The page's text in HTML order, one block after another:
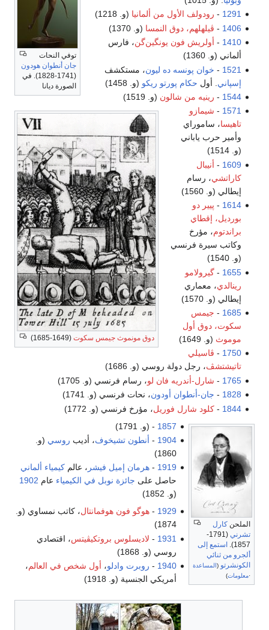
توفي النحات
جان أنطوان هودون
(1741-1828). في
الصورة ديانا
دوق مونموث جيمس سكوت (1649-1685)
1291
- رودولف الأول من ألمانيا (و. 1218)
1406
- ڤيلهلهم، دوق النمسا (و. 1370)
1410
- أولريش فون يونگين‌گن، فارس
ألماني (و. 1360)
1521
- خوان پونسه ده ليون، مستكشف
إسپاني . أول حكام پورتو ريكو (و. 1458)
1544
- رينيه من شالون (و. 1519)
1571
- شيمازو
تاهيسا، ساموراي
وأمير حرب ياباني
(و. 1514)
1609
- أنيبال
كاراتشي، رسام
إيطالي (و. 1560)
1614
- پيير دو
بورديل، إقطاي
براندتوم، مؤرخ
وكاتب سيرة فرنسي
(و. 1540)
1655
-گيرولامو
رينالدي، معماري
إيطالي (و. 1570)
1685
- جيمس
سكوت، دوق أول
موموث (و. 1649)
1750
- ڤاسيلي
تاتيشتشڤ، رجل دولة روسي (و. 1686)
1765
- شارل-أندريه فان لو، رسام فرنسي (و. 1705)
1828
- جان-أنطوان أودون، نحات فرنسي (و. 1741)
1844
-كلود شارل فوريل، مؤرخ فرنسي (و. 1772)
الملحن كارل
تشرني
(1791-
1857).
استمع إلى
ألجرو من ثنائي
الكونشرتو (المساعدة
·معلومات)
1857 - (و. 1791)
1904
- أنطون تشيخوف، أديب روسي (و.
1860)
1919
- هرمان إميل فيشر ، عالم كيمياء ألماني
حاصل على جائزة نوبل في الكيمياء عام 1902
(و. 1852)
1929
- هوگو فون هوفمانتال، كاتب نمساوي (و.
1874)
1931
- لاديسلوس بروتكيڤيتس، اقتصادي
روسي (و. 1868)
1940
- روبرت وادلو، أول شخص في العالم،
أمريكي الجنسية (و. 1918)